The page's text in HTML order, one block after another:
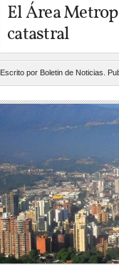
El Área
catastral
Escrito por Boletin de Noticias.